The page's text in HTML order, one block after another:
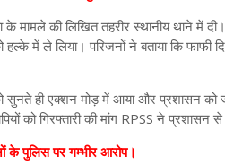
के मामले की लिखित तहरीर स्थानीय थाने में
हल्के में ले लिया। परिजनों ने बताया कि
सुनते ही एक्शन मोड़ में आया और प्रशासन को
को गिरफ्तारी की मांग RPSS ने प्रशासन
के पुलिस पर गम्भीर आरोप।